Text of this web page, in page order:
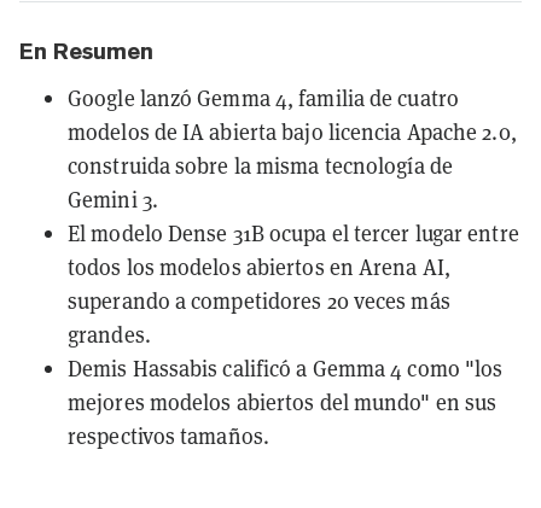
En Resumen
Google lanzó Gemma 4, familia de cuatro
modelos de IA abierta bajo licencia Apache 2.0,
construida sobre la misma tecnología de
Gemini 3.
El modelo Dense 31B ocupa el tercer lugar entre
todos los modelos abiertos en Arena AI,
superando a competidores 20 veces más
grandes.
Demis Hassabis calificó a Gemma 4 como "los
mejores modelos abiertos del mundo" en sus
respectivos tamaños.